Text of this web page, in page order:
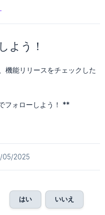
よう！
機能リリースをチェックした
フォローしよう！ **
05/2025
はい いいえ